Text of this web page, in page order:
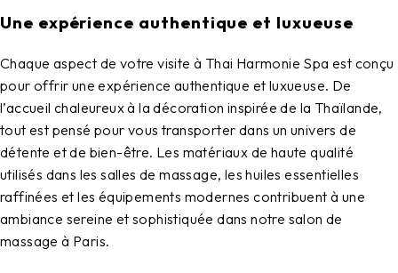
Une expérience authentique et luxueuse
Chaque aspect de votre visite à Thai Harmonie Spa est conçu
pour offrir une expérience authentique et luxueuse. De
l’accueil chaleureux à la décoration inspirée de la Thaïlande,
tout est pensé pour vous transporter dans un univers de
détente et de bien-être. Les matériaux de haute qualité
utilisés dans les salles de massage, les huiles essentielles
raffinées et les équipements modernes contribuent à une
ambiance sereine et sophistiquée dans notre salon de
massage à Paris.